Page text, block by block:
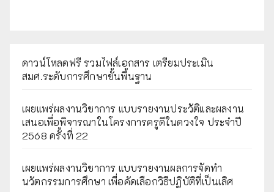
ดาวน์โหลดฟรี รวมไฟล์เอกสาร เตรียมประเมิน
สมศ.ระดับการศึกษาขั้นพื้นฐาน
เผยแพร่ผลงานวิชาการ แบบรายงานประวัติและผลงาน
เสนอเพื่อพิจารณาในโครงการครูดีในดวงใจ ประจำปี
2568 ครั้งที่ 22
เผยแพร่ผลงานวิชาการ แบบรายงานผลการจัดทำ
นวัตกรรมการศึกษา เพื่อคัดเลือกวิธีปฏิบัติที่เป็นเลิศ